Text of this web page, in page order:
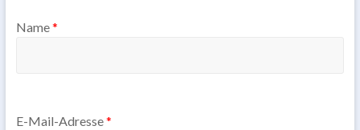
Name*
E-Mail-Adresse*